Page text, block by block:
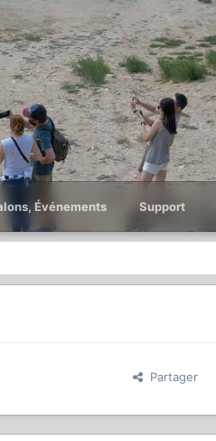
Événements Support
Partager